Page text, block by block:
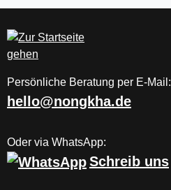
Persönliche Beratung per E-Mail:
hello@nongkha.de
Oder via WhatsApp:
Schreib uns